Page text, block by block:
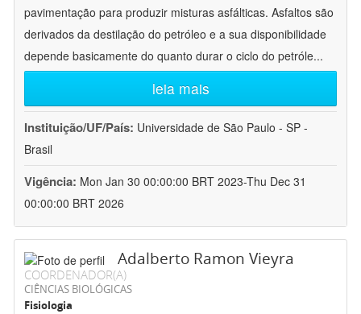
pavimentação para produzir misturas asfálticas. Asfaltos são
derivados da destilação do petróleo e a sua disponibilidade
depende basicamente do quanto durar o ciclo do petróle...
leia mais
Instituição/UF/País: Universidade de São Paulo - SP -
Brasil
Vigência: Mon Jan 30 00:00:00 BRT 2023-Thu Dec 31
00:00:00 BRT 2026
Adalberto Ramon Vieyra
COORDENADOR(A)
CIÊNCIAS BIOLÓGICAS
Fisiologia